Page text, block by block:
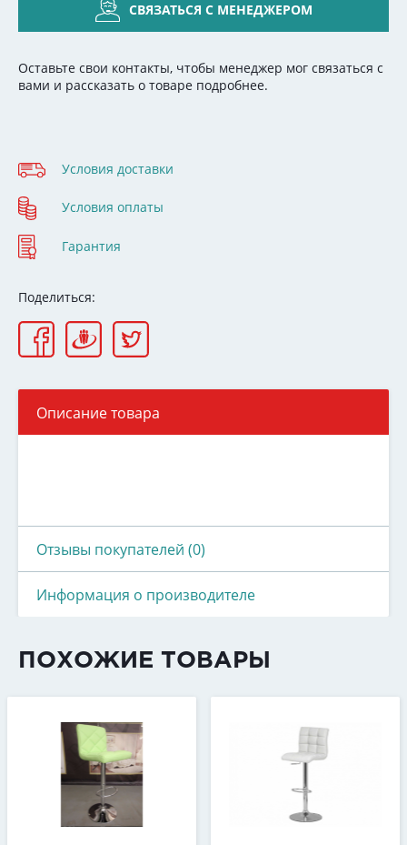
СВЯЗАТЬСЯ С МЕНЕДЖЕРОМ
Оставьте свои контакты, чтобы менеджер мог связаться с
вами и рассказать о товаре подробнее.
Условия доставки
Условия оплаты
Гарантия
Поделиться:
Описание товара
Отзывы покупателей (0)
Информация о производителе
ПОХОЖИЕ ТОВАРЫ